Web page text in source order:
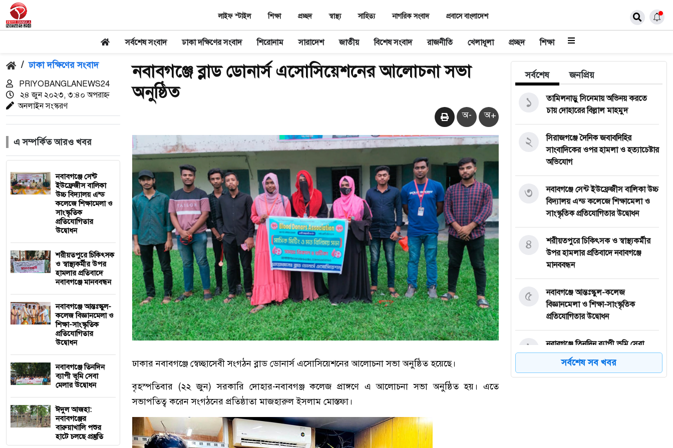
লাইফ স্টাইল শিক্ষা প্রচ্ছদ স্বাস্থ‌্য সাহিত‌্য নাগরিক সংবাদ প্রবাসে বাংলাদেশ
সর্বশেষ সংবাদ ঢাকা দক্ষিণের সংবাদ শিরোনাম সারাদেশ জাতীয় বিশেষ সংবাদ রাজনীতি খেলাধূলা প্রচ্ছদ শিক্ষা
/ ঢাকা দক্ষিণের সংবাদ
PRIYOBANGLANEWS24
২৪ জুন ২০২৩, ৩:৪০ অপরাহ্ন
অনলাইন সংস্করণ
এ সম্পর্কিত আরও খবর
নবাবগঞ্জে সেন্ট
ইউফ্রেজীস বালিকা
উচ্চ বিদ্যালয় এন্ড
কলেজে শিক্ষামেলা ও
সাংস্কৃতিক
প্রতিযোগিতার
উদ্বোধন
শরীয়তপুরে চিকিৎসক
ও স্বাস্থ্যকর্মীর উপর
হামলার প্রতিবাদে
নবাবগঞ্জে মানববন্ধন
নবাবগঞ্জে আন্তঃস্কুল-
কলেজ বিজ্ঞানমেলা ও
শিক্ষা-সাংস্কৃতিক
প্রতিযোগিতার
উদ্বোধন
নবাবগঞ্জে তিনদিন
ব্যাপী ভূমি সেবা
মেলার উদ্বোধন
ঈদুল আজহা:
নবাবগঞ্জের
বারুয়াখালি পশুর
হাটে চলছে প্রস্তুতি
নবাবগঞ্জে ব্লাড ডোনার্স এসোসিয়েশনের আলোচনা সভা
অনুষ্ঠিত
অ- অ+
ঢাকার নবাবগঞ্জে স্বেচ্ছাসেবী সংগঠন ব্লাড ডোনার্স এসোসিয়েশনের আলোচনা সভা অনুষ্ঠিত হয়েছে।
বৃহস্পতিবার (২২ জুন) সরকারি দোহার-নবাবগঞ্জ কলেজ প্রাঙ্গণে এ আলোচনা সভা অনুষ্ঠিত হয়। এতে
সভাপতিত্ব করেন সংগঠনের প্রতিষ্ঠাতা মাজহারুল ইসলাম মোস্তফা।
সর্বশেষ জনপ্রিয়
তামিলনাড়ু সিনেমায় অভিনয় করতে
চায় দোহারের বিল্লাল মাহমুদ
১
সিরাজগঞ্জে দৈনিক জবাবদিহির
সাংবাদিকের ওপর হামলা ও হত্যাচেষ্টার
অভিযোগ
২
নবাবগঞ্জে সেন্ট ইউফ্রেজীস বালিকা উচ্চ
বিদ্যালয় এন্ড কলেজে শিক্ষামেলা ও
সাংস্কৃতিক প্রতিযোগিতার উদ্বোধন
৩
শরীয়তপুরে চিকিৎসক ও স্বাস্থ্যকর্মীর
উপর হামলার প্রতিবাদে নবাবগঞ্জে
মানববন্ধন
৪
নবাবগঞ্জে আন্তঃস্কুল-কলেজ
বিজ্ঞানমেলা ও শিক্ষা-সাংস্কৃতিক
প্রতিযোগিতার উদ্বোধন
৫
নবাবগঞ্জে তিনদিন ব্যাপী ভূমি সেবা
মেলার উদ্বোধন
৬
সর্বশেষ সব খবর